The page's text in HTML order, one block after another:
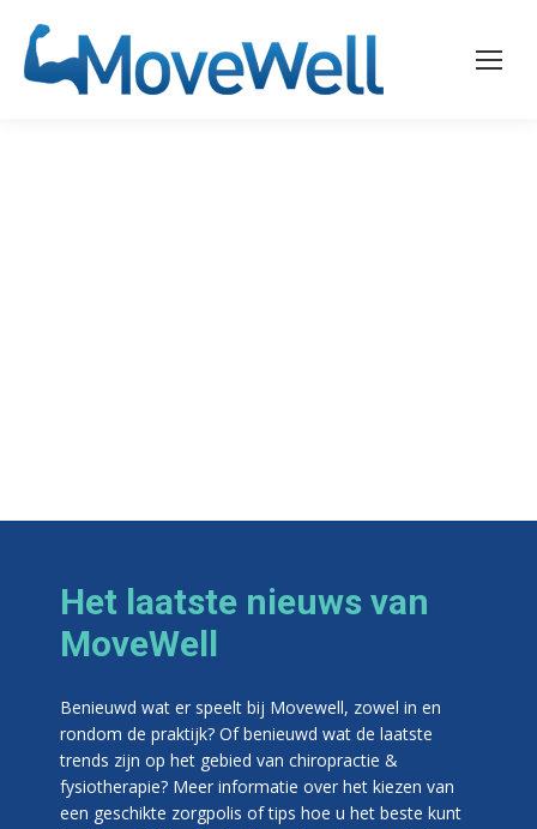
Het laatste nieuws van
MoveWell
Benieuwd wat er speelt bij Movewell, zowel in en
rondom de praktijk? Of benieuwd wat de laatste
trends zijn op het gebied van chiropractie &
fysiotherapie? Meer informatie over het kiezen van
een geschikte zorgpolis of tips hoe u het beste kunt